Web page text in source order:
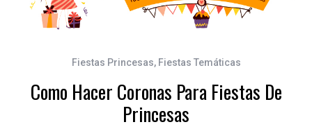
Fiestas Princesas, Fiestas Temáticas
Como Hacer Coronas Para Fiestas De
Princesas